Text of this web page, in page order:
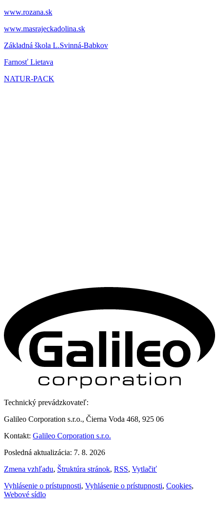
www.rozana.sk
www.masrajeckadolina.sk
Základná škola L.Svinná-Babkov
Farnosť Lietava
NATUR-PACK
Technický prevádzkovateľ:
Galileo Corporation s.r.o., Čierna Voda 468, 925 06
Kontakt: Galileo Corporation s.r.o.
Posledná aktualizácia: 7. 8. 2026
Zmena vzhľadu, Štruktúra stránok, RSS, Vytlačiť
Vyhlásenie o prístupnosti, Vyhlásenie o prístupnosti, Cookies,
Webové sídlo